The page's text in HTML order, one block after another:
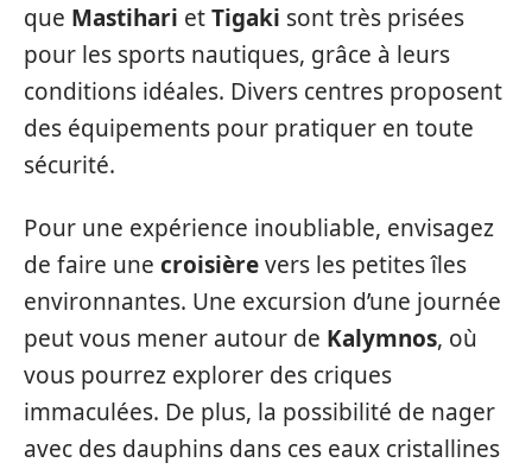
que Mastihari etTigaki sont très prisées
pour les sports nautiques, grâce à leurs
conditions idéales. Divers centres proposent
des équipements pour pratiquer en toute
sécurité.
Pour une expérience inoubliable, envisagez
de faire une croisièrevers les petites îles
environnantes. Une excursion d’une journée
peut vous mener autour de Kalymnos, où
vous pourrez explorer des criques
immaculées. De plus, la possibilité de nager
avec des dauphins dans ces eaux cristallines